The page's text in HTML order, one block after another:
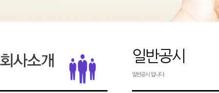
일반공시
일반공시 입니다.